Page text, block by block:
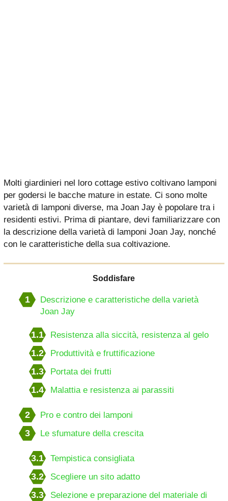
Molti giardinieri nel loro cottage estivo coltivano lamponi
per godersi le bacche mature in estate. Ci sono molte
varietà di lamponi diverse, ma Joan Jay è popolare tra i
residenti estivi. Prima di piantare, devi familiarizzare con
la descrizione della varietà di lamponi Joan Jay, nonché
con le caratteristiche della sua coltivazione.
Soddisfare
1
Descrizione e caratteristiche della varietà
Joan Jay
1.1 Resistenza alla siccità, resistenza al gelo
1.2 Produttività e fruttificazione
1.3 Portata dei frutti
1.4 Malattia e resistenza ai parassiti
2 Pro e contro dei lamponi
3 Le sfumature della crescita
3.1 Tempistica consigliata
3.2 Scegliere un sito adatto
3.3
Selezione e preparazione del materiale di